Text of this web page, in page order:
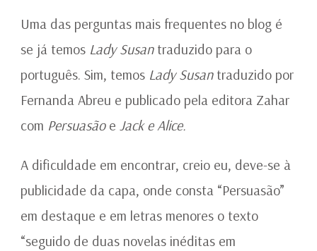
EM
Uma das perguntas mais frequentes no blog é
se já temos Lady Susantraduzido para o
português. Sim, temos Lady Susantraduzido por
Fernanda Abreu e publicado pela editora Zahar
com Persuasãoe Jack e Alice.
A dificuldade em encontrar, creio eu, deve-se à
publicidade da capa, onde consta “Persuasão”
em destaque e em letras menores o texto
“seguido de duas novelas inéditas em